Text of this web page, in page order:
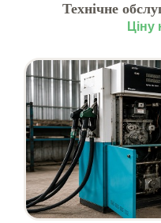
Технічне
Ціну